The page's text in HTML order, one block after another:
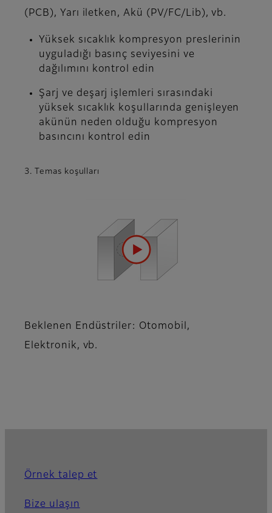
(PCB), Yarı iletken, Akü (PV/FC/Lib), vb.
Yüksek sıcaklık kompresyon preslerinin
uyguladığı basınç seviyesini ve
dağılımını kontrol edin
Şarj ve deşarj işlemleri sırasındaki
yüksek sıcaklık koşullarında genişleyen
akünün neden olduğu kompresyon
basıncını kontrol edin
3. Temas koşulları
Beklenen Endüstriler: Otomobil,
Elektronik, vb.
Örnek talep et
Bize ulaşın